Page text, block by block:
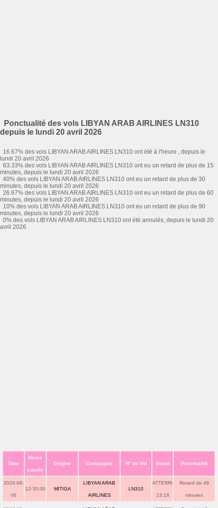
Ponctualité des vols LIBYAN ARAB AIRLINES LN310
depuis le lundi 20 avril 2026
16.67% des vols LIBYAN ARAB AIRLINES LN310 ont été à l'heure , depuis le
lundi 20 avril 2026
63.33% des vols LIBYAN ARAB AIRLINES LN310 ont eu un retard de plus de 15
minutes, depuis le lundi 20 avril 2026
40% des vols LIBYAN ARAB AIRLINES LN310 ont eu un retard de plus de 30
minutes, depuis le lundi 20 avril 2026
26.67% des vols LIBYAN ARAB AIRLINES LN310 ont eu un retard de plus de 60
minutes, depuis le lundi 20 avril 2026
10% des vols LIBYAN ARAB AIRLINES LN310 ont eu un retard de plus de 90
minutes, depuis le lundi 20 avril 2026
0% des vols LIBYAN ARAB AIRLINES LN310 ont été annulés, depuis le lundi 20
avril 2026
Date
Heure
Locale
Origine Compagnie N° de Vol Statut Ponctualité
2026-08-
06
12:30:00 MITIGA
LIBYAN ARAB
AIRLINES
LN310
ATTERRI
13:18
Retard de 48
minutes